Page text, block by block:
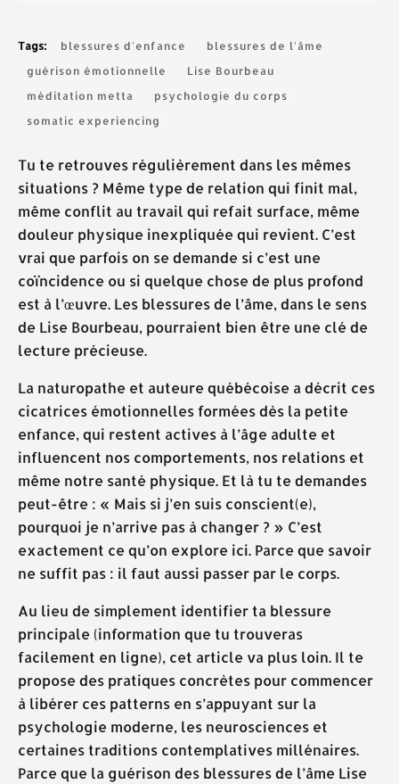
Tags: blessures d'enfance
blessures de l'âme
guérison émotionnelle
Lise Bourbeau
méditation metta
psychologie du corps
somatic experiencing
Tu te retrouves régulièrement dans les mêmes
situations ? Même type de relation qui finit mal,
même conflit au travail qui refait surface, même
douleur physique inexpliquée qui revient. C’est
vrai que parfois on se demande si c’est une
coïncidence ou si quelque chose de plus profond
est à l’œuvre. Les blessures de l’âme, dans le sens
de Lise Bourbeau, pourraient bien être une clé de
lecture précieuse.
La naturopathe et auteure québécoise a décrit ces
cicatrices émotionnelles formées dès la petite
enfance, qui restent actives à l’âge adulte et
influencent nos comportements, nos relations et
même notre santé physique. Et là tu te demandes
peut-être : « Mais si j’en suis conscient(e),
pourquoi je n’arrive pas à changer ? » C’est
exactement ce qu’on explore ici. Parce que savoir
ne suffit pas : il faut aussi passer par le corps.
Au lieu de simplement identifier ta blessure
principale (information que tu trouveras
facilement en ligne), cet article va plus loin. Il te
propose des pratiques concrètes pour commencer
à libérer ces patterns en s’appuyant sur la
psychologie moderne, les neurosciences et
certaines traditions contemplatives millénaires.
Parce que la guérison des blessures de l’âme Lise